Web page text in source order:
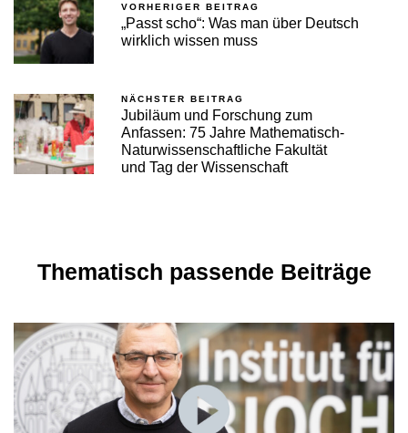
VORHERIGER BEITRAG
„Passt scho“: Was man über Deutsch
wirklich wissen muss
NÄCHSTER BEITRAG
Jubiläum und Forschung zum
Anfassen: 75 Jahre Mathematisch-
Naturwissenschaftliche Fakultät
und Tag der Wissenschaft
Thematisch passende Beiträge